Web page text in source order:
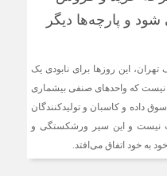
و پارچه‌ها دیگر
این روزها برای نابودی یک
نیست که واحدهای صنفی بیشماری
داده و کاسبان و تولیدکنندگان
نیست و این سیر ورشکستگی و
به خود اتفاق می‌افتد.